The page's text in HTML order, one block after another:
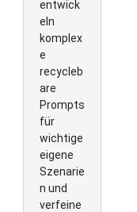
entwick
eln
komplex
e
recycleb
are
Prompts
für
wichtige
eigene
Szenarie
n und
verfeine